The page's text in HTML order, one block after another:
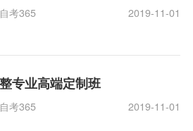
自考365 2019-11-01
整专业高端定制班
自考365 2019-11-01